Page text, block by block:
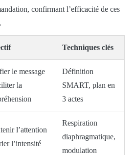
confirmant l’efficacité de ces
Techniques clés
le message
la
Définition
SMART, plan en
3 actes
l’attention
l’intensité
Respiration
diaphragmatique,
modulation